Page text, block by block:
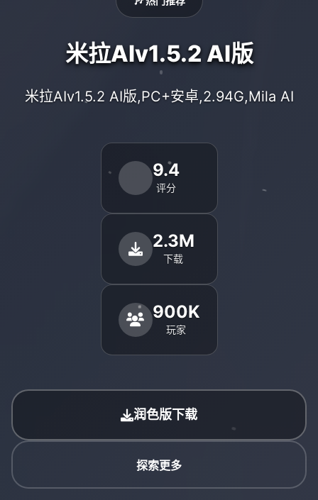
米拉AIv1.5.2 AI版
米拉AIv1.5.2 AI版,PC+安卓,2.94G,Mila AI
9.4
评分
2.3M
下载
900K
玩家
润色版下载
探索更多